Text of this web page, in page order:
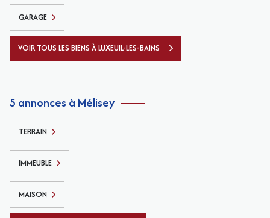
GARAGE
VOIR TOUS LES BIENS À LUXEUIL-LES-BAINS
5 annonces à Mélisey
TERRAIN
IMMEUBLE
MAISON